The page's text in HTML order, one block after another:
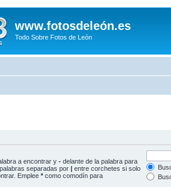
www.fotosdeleón.es
Todo Sobre Fotos de León
a encontrar y - delante de la palabra para
separadas por | entre corchetes si solo
Emplee * como comodín para